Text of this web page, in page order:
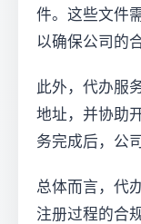
件。这些文件
以确保公司的
此外，代办服
地址，并协助
务完成后，公
总体而言，代
注册过程的合